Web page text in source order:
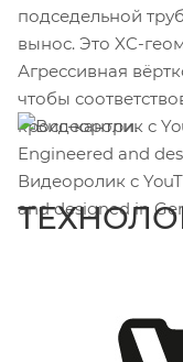
подседельной
вынос. Это XC-
Агрессивная
чтобы
кросс-кантри.
Видеоролик c
and designed in